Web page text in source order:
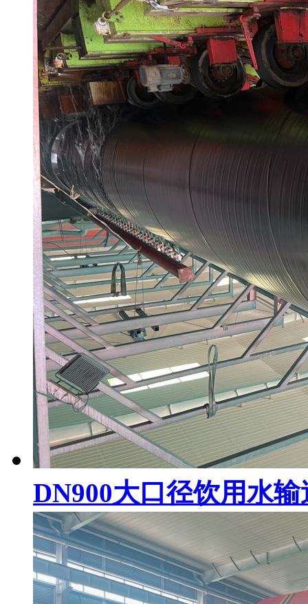
DN900大口径饮用水